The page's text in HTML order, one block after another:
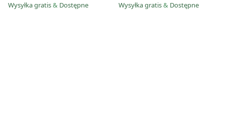
Wysyłka gratis& Dostępne Wysyłka gratis& Dostępne